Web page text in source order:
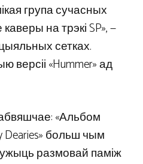
група сучасных
на трэкі SP», —
сетках.
версіі «Hummer» ад
«Альбом
Dearies» больш чым
размовай паміж